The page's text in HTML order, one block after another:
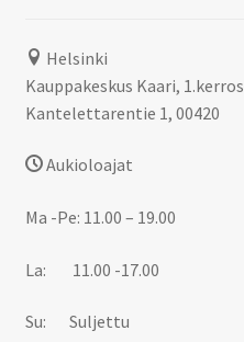
Helsinki
Kauppakeskus Kaari, 1.kerros
Kantelettarentie 1, 00420
Aukioloajat
Ma -Pe: 11.00 – 19.00
La: 11.00 -17.00
Su: Suljettu